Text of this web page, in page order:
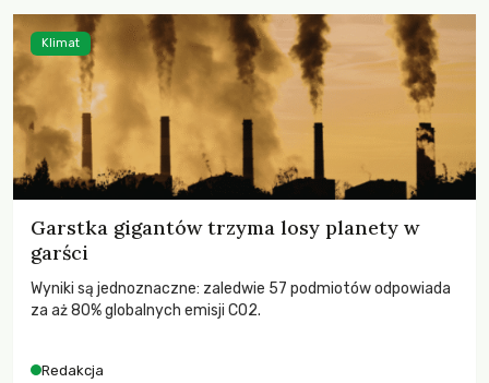
kryzysami i ubóstwem?
Garstka gigantów trzyma losy planety w
garści
Wyniki są jednoznaczne: zaledwie 57 podmiotów odpowiada
za aż 80% globalnych emisji CO2.
Redakcja
Klimat